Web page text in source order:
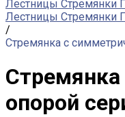
Лестницы Стремянки
Лестницы Стремянки
/
Стремянка с
опорой